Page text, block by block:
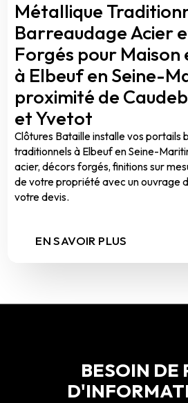
Métallique
Barreaudage Acier
Forgés pour
à Elbeuf en Seine-
proximité de
et Yvetot
Clôtures Bataille installe vos portails
traditionnels à Elbeuf en Seine-
acier, décors forgés, finitions sur
de votre propriété avec un ouvrage
votre devis.
EN SAVOIR PLUS
BESOIN DE